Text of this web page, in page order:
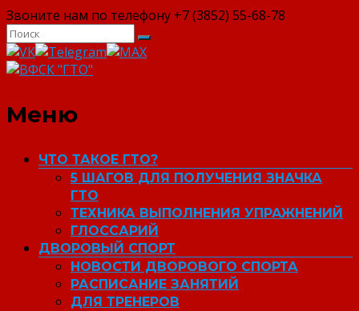
Звоните нам по телефону +7 (3852) 55-68-78
ВФСК "ГТО"
Меню
ЧТО ТАКОЕ ГТО?
5 ШАГОВ ДЛЯ ПОЛУЧЕНИЯ ЗНАЧКА
ГТО
ТЕХНИКА ВЫПОЛНЕНИЯ УПРАЖНЕНИЙ
ГЛОССАРИЙ
ДВОРОВЫЙ СПОРТ
НОВОСТИ ДВОРОВОГО СПОРТА
РАСПИСАНИЕ ЗАНЯТИЙ
ДЛЯ ТРЕНЕРОВ